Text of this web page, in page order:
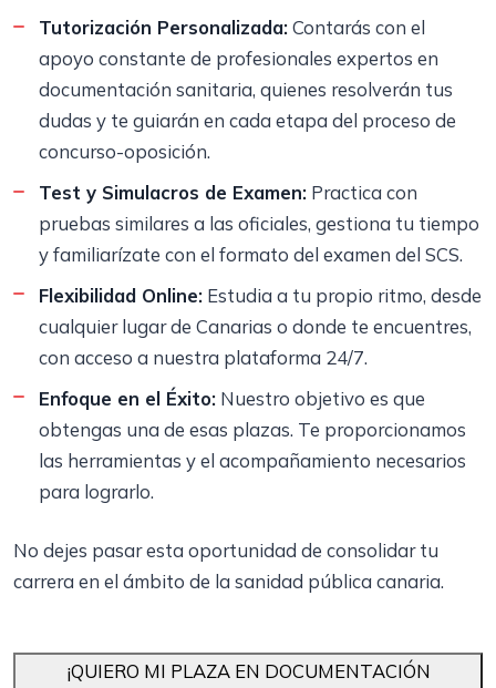
Tutorización Personalizada: Contarás con el
apoyo constante de profesionales expertos en
documentación sanitaria, quienes resolverán tus
dudas y te guiarán en cada etapa del proceso de
concurso-oposición.
Test y Simulacros de Examen: Practica con
pruebas similares a las oficiales, gestiona tu tiempo
y familiarízate con el formato del examen del SCS.
Flexibilidad Online: Estudia a tu propio ritmo, desde
cualquier lugar de Canarias o donde te encuentres,
con acceso a nuestra plataforma 24/7.
Enfoque en el Éxito: Nuestro objetivo es que
obtengas una de esas plazas. Te proporcionamos
las herramientas y el acompañamiento necesarios
para lograrlo.
No dejes pasar esta oportunidad de consolidar tu
carrera en el ámbito de la sanidad pública canaria.
¡QUIERO MI PLAZA EN DOCUMENTACIÓN